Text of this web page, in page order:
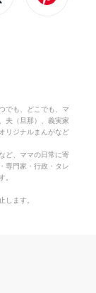
でも、どこでも、マ
夫（旦那）、義実家
リジナルまんがなど
ど、ママの日常に寄
専門家・行政・タレ
。
します。